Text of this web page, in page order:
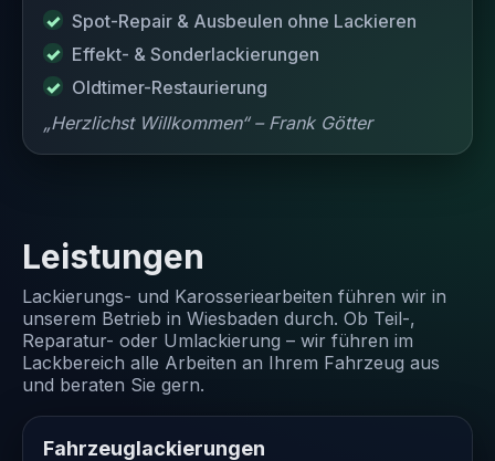
Spot-Repair & Ausbeulen ohne Lackieren
Effekt- & Sonderlackierungen
Oldtimer-Restaurierung
„Herzlichst Willkommen“ – Frank Götter
Leistungen
Lackierungs- und Karosseriearbeiten führen wir in
unserem Betrieb in Wiesbaden durch. Ob Teil-,
Reparatur- oder Umlackierung – wir führen im
Lackbereich alle Arbeiten an Ihrem Fahrzeug aus
und beraten Sie gern.
Fahrzeuglackierungen